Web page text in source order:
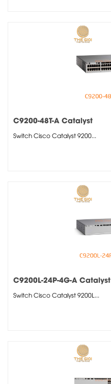
C9200-48T-A Catalyst
Switch Cisco Catalyst 9200...
C9200L-24P-4G-A Catalyst
Switch Cisco Catalyst 9200L...